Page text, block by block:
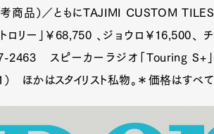
商品）／ともにTAJIMI CUSTOM
トロリー」￥68,750 、ジョウロ￥16,500
2463 スピーカーラジオ「Touring S+
） ほかはスタイリスト私物。＊価格はす